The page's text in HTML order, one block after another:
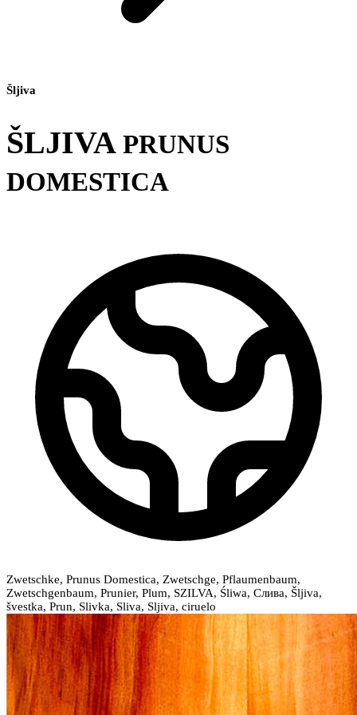
Šljiva
ŠLJIVA PRUNUS
DOMESTICA
Zwetschke, Prunus Domestica, Zwetschge, Pflaumenbaum,
Zwetschgenbaum, Prunier, Plum, SZILVA, Śliwa, Слива, Šljiva,
švestka, Prun, Slivka, Sliva, Sljiva, ciruelo